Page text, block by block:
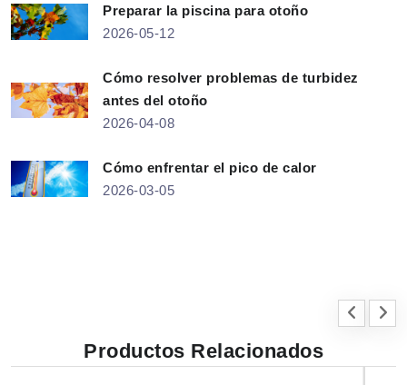
Preparar la piscina para otoño
2026-05-12
Cómo resolver problemas de turbidez
antes del otoño
2026-04-08
Cómo enfrentar el pico de calor
2026-03-05
Productos Relacionados